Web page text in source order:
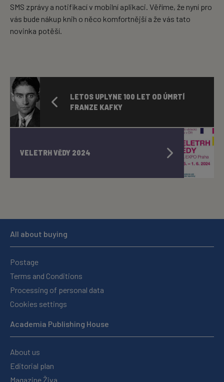
SMS zprávy a notifikací v mobilní aplikaci. Věříme, že nyní pro
vás bude nákup knih o něco komfortnější a že vás tato
novinka potěší.
LETOS UPLYNE 100 LET OD ÚMRTÍ
FRANZE KAFKY
VELETRH VĚDY 2024
All about buying
Postage
Terms and Conditions
Processing of personal data
Cookies settings
Academia Publishing House
About us
Editorial plan
Magazine Živa